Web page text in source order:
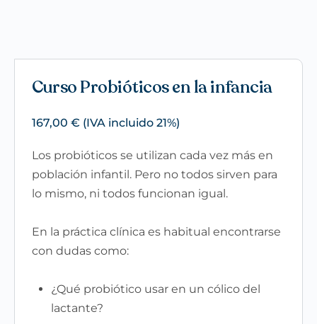
Curso Probióticos en la infancia
167,00 € (IVA incluido 21%)
Los probióticos se utilizan cada vez más en
población infantil. Pero no todos sirven para
lo mismo, ni todos funcionan igual.
En la práctica clínica es habitual encontrarse
con dudas como:
¿Qué probiótico usar en un cólico del
lactante?